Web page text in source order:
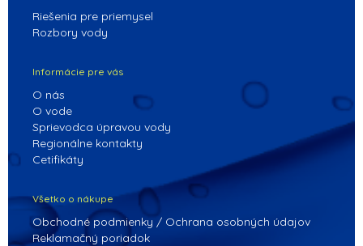
Riešenia pre priemysel
Rozbory vody
Informácie pre vás
O nás
O vode
Sprievodca úpravou vody
Regionálne kontakty
Cetifikáty
Všetko o nákupe
Obchodné podmienky / Ochrana osobných údajov
Reklamačný poriadok